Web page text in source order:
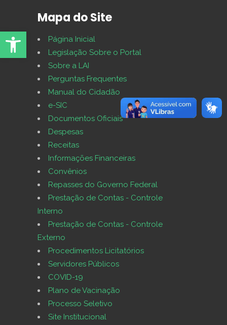
Abrir Ferramentas
Mapa do Site
Página Inicial
Legislação Sobre o Portal
Sobre a LAI
Perguntas Frequentes
Manual do Cidadão
e-SIC
Documentos Oficiais
Despesas
Receitas
Informações Financeiras
Convênios
Repasses do Governo Federal
Prestação de Contas - Controle
Interno
Prestação de Contas - Controle
Externo
Procedimentos Licitatórios
Servidores Públicos
COVID-19
Plano de Vacinação
Processo Seletivo
Site Institucional